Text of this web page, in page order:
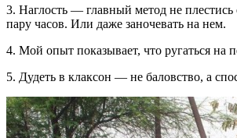
3. Наглость — главный метод не
пару часов. Или даже заночевать на нем.
4. Мой опыт показывает, что ругаться на
5. Дудеть в клаксон — не баловство, а